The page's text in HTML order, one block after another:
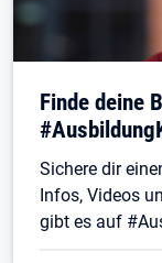
Finde deine
Sichere dir
Infos, Videos
gibt es auf